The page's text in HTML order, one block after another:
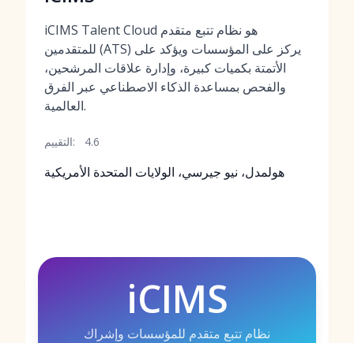
iCIMS Talent Cloud هو نظام تتبع متقدم
للمتقدمين (ATS) يركز على المؤسسات ويؤكد على
الأتمتة بكميات كبيرة، وإدارة علاقات المرشحين،
والفحص بمساعدة الذكاء الاصطناعي عبر الفرق
العالمية.
التقييم: 4.6
هولمدل، نيو جيرسي، الولايات المتحدة الأمريكية
iCIMS
نظام تتبع متقدم للمؤسسات وإشراك